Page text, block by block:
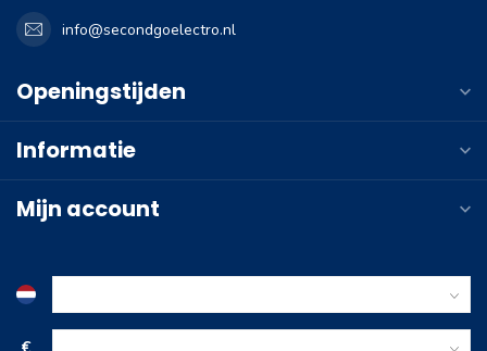
info@secondgoelectro.nl
Openingstijden
Informatie
Mijn account